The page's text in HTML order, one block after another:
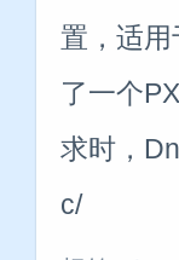
置，适
了一个
求时，
c/